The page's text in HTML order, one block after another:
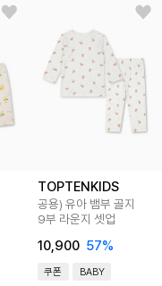
TOPTENKIDS
공용) 유아 뱀부 골지
9부 라운지 셋업
10,900 57%
쿠폰 BABY